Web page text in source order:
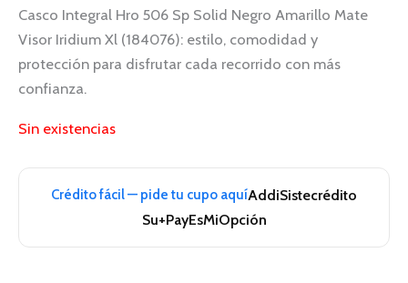
Casco Integral Hro 506 Sp Solid Negro Amarillo Mate
Visor Iridium Xl (184076): estilo, comodidad y
protección para disfrutar cada recorrido con más
confianza.
Sin existencias
Crédito fácil — pide tu cupo aquíAddiSistecrédito
Su+PayEsMiOpción